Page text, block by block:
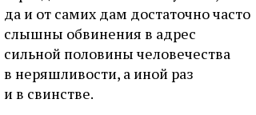
да и от самих дам достаточно часто
слышны обвинения в адрес
сильной половины человечества
в неряшливости, а иной раз
и в свинстве.